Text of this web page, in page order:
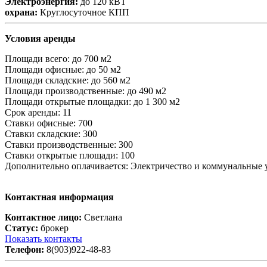
охрана: Круглосуточное КПП
Условия аренды
Площади всего: до 700 м2
Площади офисные: до 50 м2
Площади складские: до 560 м2
Площади производственные: до 490 м2
Площади открытые площадки: до 1 300 м2
Срок аренды: 11
Ставки офисные: 700
Ставки складские: 300
Ставки производственные: 300
Ставки открытые площади: 100
Дополнительно оплачивается: Электричество и коммунальные
Контактная информация
Контактное лицо: Светлана
Статус: брокер
Показать контакты
Телефон: 8(903)922-48-83